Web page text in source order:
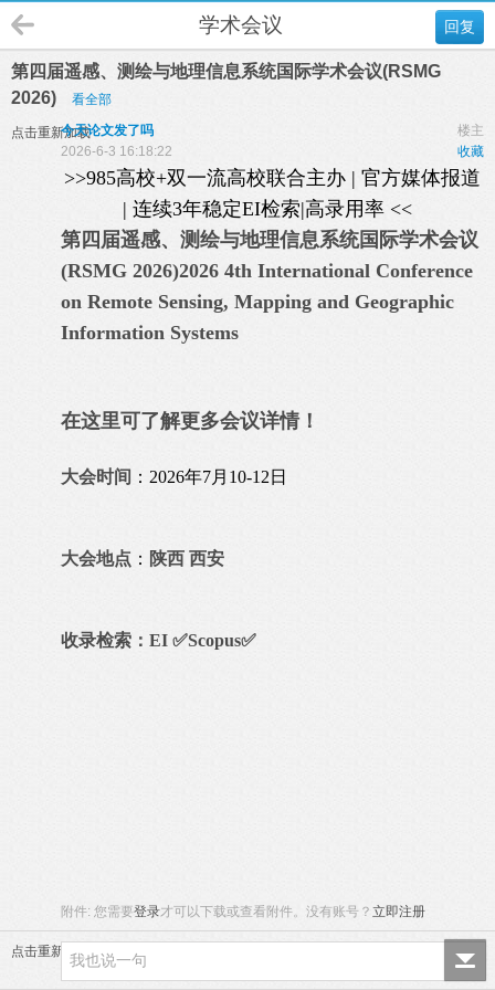
回复
学术会议
第四届遥感、测绘与地理信息系统国际学术会议(RSMG
2026)
看全部
点击重新加载 楼主
今天论文发了吗
收藏
2026-6-3 16:18:22
>>985高校+双一流高校联合主办 | 官方媒体报道
| 连续3年稳定EI检索|高录用率 <<
第四届遥感、测绘与地理信息系统国际学术会议
(RSMG 2026)2026 4th International Conference
on Remote Sensing, Mapping and Geographic
Information Systems
在这里可了解更多会议详情！
大会时间 ：2026年7月10-12日
大会地点 ： 陕西 西安
收录检索 ：EI ✅Scopus✅
附件: 您需要登录才可以下载或查看附件。没有账号？ 立即注册
点击重新加载